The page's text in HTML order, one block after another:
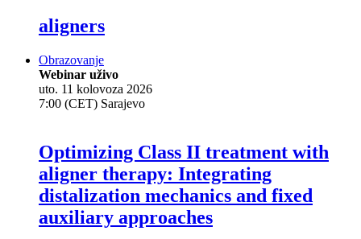
aligners
Obrazovanje
Webinar uživo
uto. 11 kolovoza 2026
7:00 (CET) Sarajevo
Optimizing Class II treatment with
aligner therapy: Integrating
distalization mechanics and fixed
auxiliary approaches